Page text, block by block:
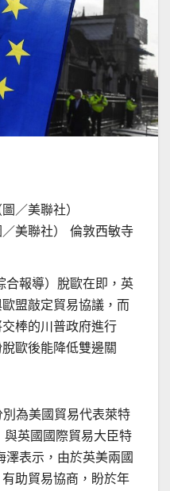
美聯社）
倫敦西敏寺
合報導）脫歐在即，英
盟敲定貿易協議，而
棒的川普政府進行
歐後能降低雙邊關
為美國貿易代表萊特
英國國際貿易大臣特
表示，由於英美兩國
助貿易協商，盼於年